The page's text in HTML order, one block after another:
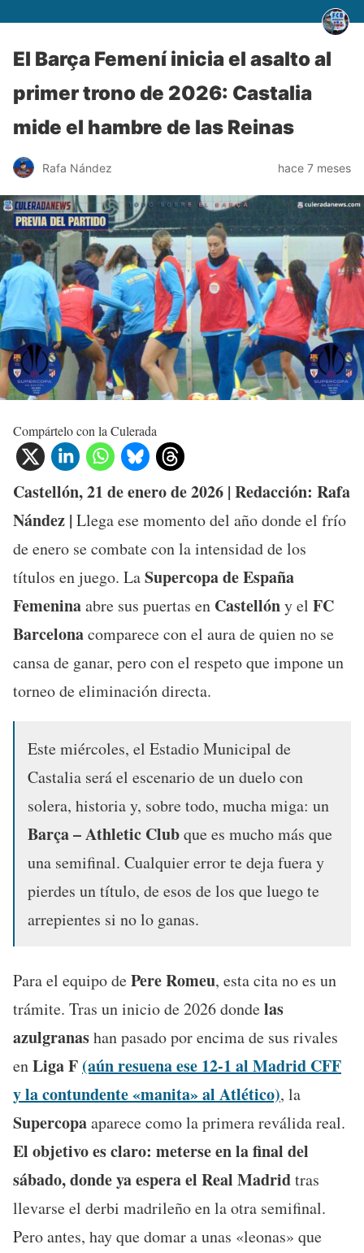
El Barça Femení inicia el asalto al
primer trono de 2026: Castalia
mide el hambre de las Reinas
Rafa Nández hace 7 meses
Compártelo con la Culerada
Castellón, 21 de enero de 2026 | Redacción: Rafa
Nández | Llega ese momento del año donde el frío
de enero se combate con la intensidad de los
títulos en juego. LaSupercopa de España
Femeninaabre sus puertas en Castellóny el FC
Barcelonacomparece con el aura de quien no se
cansa de ganar, pero con el respeto que impone un
torneo de eliminación directa.
Este miércoles, el Estadio Municipal de
Castalia será el escenario de un duelo con
solera, historia y, sobre todo, mucha miga: un
Barça – Athletic Clubque es mucho más que
una semifinal. Cualquier error te deja fuera y
pierdes un título, de esos de los que luego te
arrepientes si no lo ganas.
Para el equipo dePere Romeu, esta cita no es un
trámite. Tras un inicio de 2026 dondelas
azulgranashan pasado por encima de sus rivales
enLiga F (aún resuena ese 12-1 al Madrid CFF
y la contundente «manita» al Atlético), la
Supercopaaparece como la primera reválida real.
El objetivo es claro: meterse en la final del
sábado, donde ya espera el Real Madridtras
llevarse el derbi madrileño en la otra semifinal.
Pero antes, hay que domar a unas «leonas» que